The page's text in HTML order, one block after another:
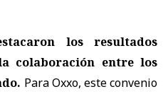
los resultados
colaboración entre los
Para Oxxo, este convenio